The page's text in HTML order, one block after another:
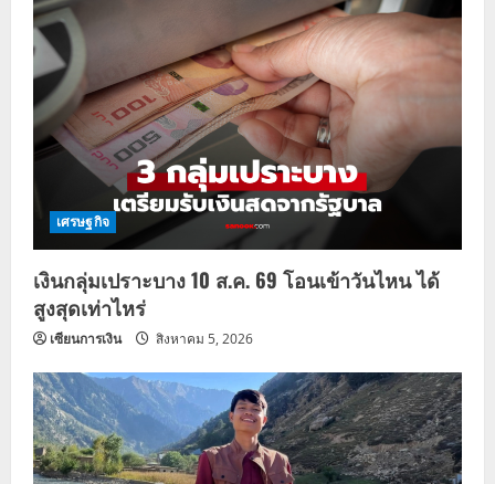
เศรษฐกิจ
เงินกลุ่มเปราะบาง 10 ส.ค. 69 โอนเข้าวันไหน ได้
สูงสุดเท่าไหร่
เซียนการเงิน สิงหาคม 5, 2026